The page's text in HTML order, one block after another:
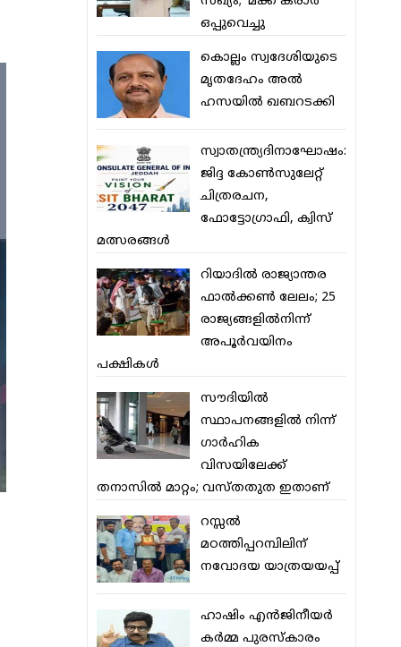
ഒപ്പുവെച്ചു
കൊല്ലം സ്വദേശിയുടെ
മൃതദേഹം അല്‍
ഹസയില്‍ ഖബറടക്കി
സ്വാതന്ത്ര്യദിനാഘോഷം:
ജിദ്ദ കോണ്‍സുലേറ്റ്
ചിത്രരചന,
ഫോട്ടോഗ്രാഫി, ക്വിസ്
മത്സരങ്ങള്‍
റിയാദില്‍ രാജ്യാന്തര
ഫാല്‍ക്കണ്‍ ലേലം; 25
രാജ്യങ്ങളില്‍നിന്ന്
അപൂര്‍വയിനം
പക്ഷികള്‍
സൗദിയില്‍
സ്ഥാപനങ്ങളില്‍ നിന്ന്
ഗാര്‍ഹിക
വിസയിലേക്ക്
തനാസില്‍ മാറ്റം; വസ്തതുത ഇതാണ്
റസ്സല്‍
മഠത്തിപ്പറമ്പിലിന്
നവോദയ യാത്രയയപ്പ്
ഹാഷിം എന്‍ജിനീയര്‍
കര്‍മ്മ പുരസ്‌കാരം